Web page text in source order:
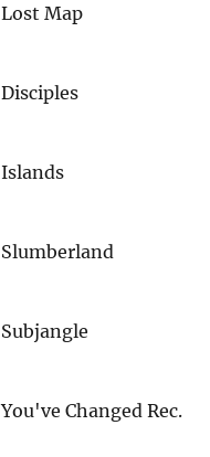
Lost Map
Disciples
Islands
Slumberland
Subjangle
You've Changed Rec.